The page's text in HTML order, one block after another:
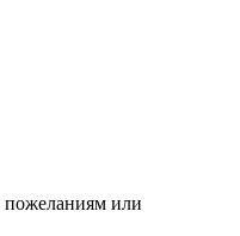
пожеланиям или